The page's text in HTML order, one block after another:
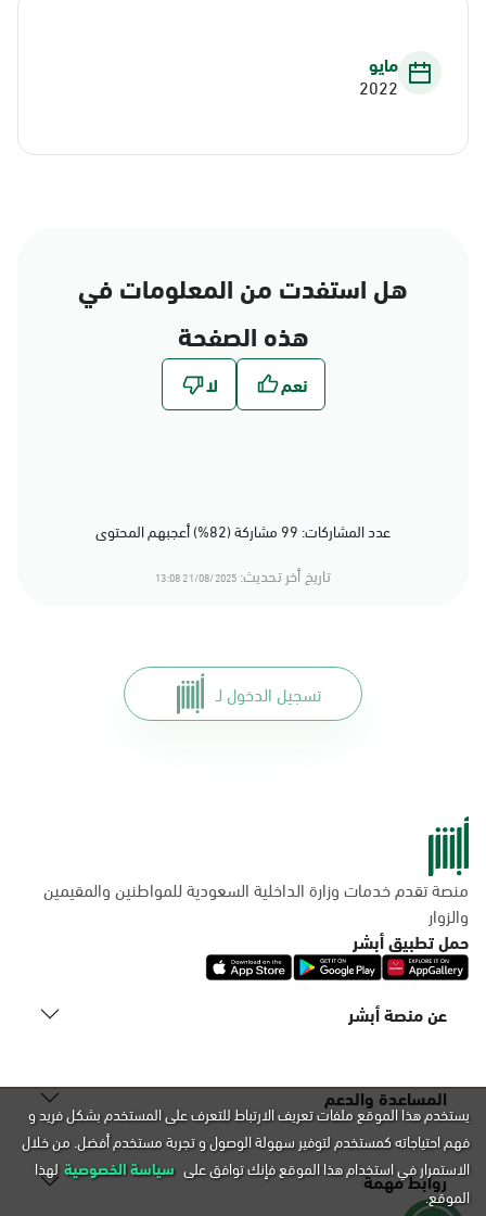
مايو
2022
هل استفدت من المعلومات في
هذه الصفحة
عدد المشاركات: 99 مشاركة (82%) أعجبهم المحتوى
تاريخ أخر تحديث: 21/08/2025 13:08
تسجيل الدخول لـ
منصة تقدم خدمات وزارة الداخلية السعودية للمواطنين والمقيمين
والزوار
حمل تطبيق أبشر
عن منصة أبشر
المساعدة والدعم
روابط مهمة
يستخدم هذا الموقع ملفات تعريف الارتباط للتعرف على المستخدم بشكل فريد و
فهم احتياجاته كمستخدم لتوفير سهولة الوصول و تجربة مستخدم أفضل. من خلال
الاستمرار في استخدام هذا الموقع فإنك توافق على سياسة الخصوصية لهذا
الموقع.